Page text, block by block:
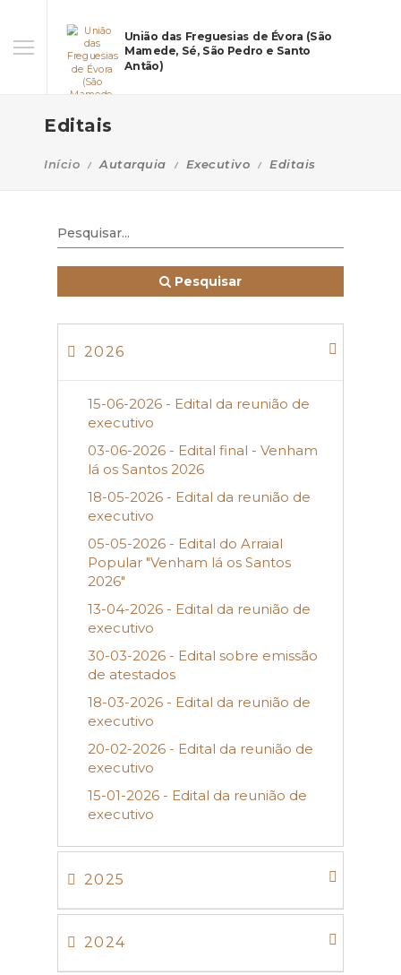
União das Freguesias de Évora (São
Mamede, Sé, São Pedro e Santo
Antão)
Editais
Início Autarquia Executivo Editais
Pesquisar
2026
15-06-2026 - Edital da reunião de
executivo
03-06-2026 - Edital final - Venham
lá os Santos 2026
18-05-2026 - Edital da reunião de
executivo
05-05-2026 - Edital do Arraial
Popular "Venham lá os Santos
2026"
13-04-2026 - Edital da reunião de
executivo
30-03-2026 - Edital sobre emissão
de atestados
18-03-2026 - Edital da reunião de
executivo
20-02-2026 - Edital da reunião de
executivo
15-01-2026 - Edital da reunião de
executivo
2025
2024